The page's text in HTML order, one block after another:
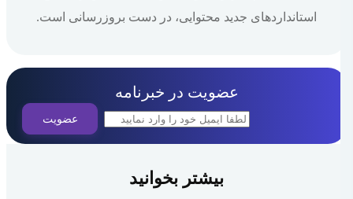
استانداردهای جدید محتوایی، در دست بروزرسانی است.
عضویت در خبرنامه
بیشتر بخوانید